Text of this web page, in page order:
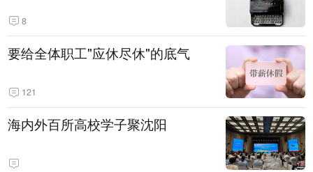
8
要给全体职工"应休尽休"的底气
121
海内外百所高校学子聚沈阳